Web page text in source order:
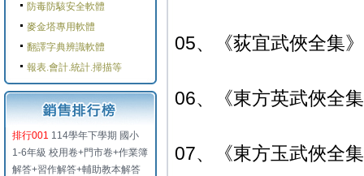
防毒防駭安全軟體
麥金塔專用軟體
翻譯字典辨識軟體
報表.會計.統計.掃描等
排行001 114學年下學期 國小
1-6年級 校用卷+門市卷+作業簿
解答+習作解答+輔助教本解答
05、《荻宜武俠全集
06、《東方英武俠全
07、《東方玉武俠全